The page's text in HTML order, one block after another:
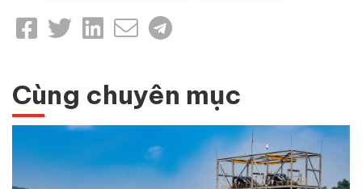
Cùng chuyên mục